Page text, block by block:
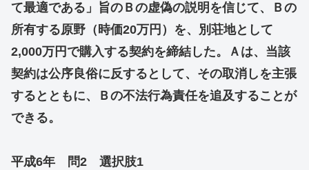
て最適である」旨のＢの虚偽の説明を信じて、Ｂの
所有する原野（時価20万円）を、別荘地として
2,000万円で購入する契約を締結した。Ａは、当該
契約は公序良俗に反するとして、その取消しを主張
するとともに、Ｂの不法行為責任を追及することが
できる。
平成6年 問2 選択肢1